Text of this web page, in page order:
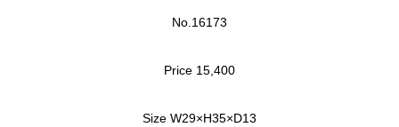
No.16173
Price 15,400
Size W29×H35×D13